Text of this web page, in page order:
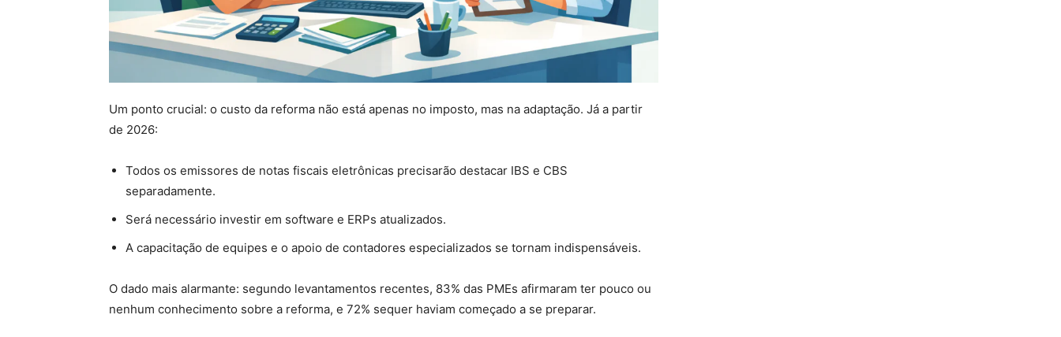
Um ponto crucial: o custo da reforma não está apenas no imposto, mas na adaptação. Já a partir
de 2026:
Todos os emissores de notas fiscais eletrônicas precisarão destacar IBS e CBS
separadamente.
Será necessário investir em software e ERPs atualizados.
A capacitação de equipes e o apoio de contadores especializados se tornam indispensáveis.
O dado mais alarmante: segundo levantamentos recentes, 83% das PMEs afirmaram ter pouco ou
nenhum conhecimento sobre a reforma, e 72% sequer haviam começado a se preparar.